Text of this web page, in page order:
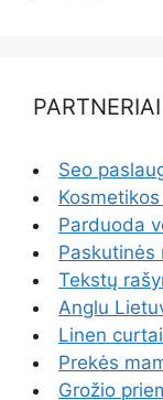
PARTNERIAI
Seo
Parduoda
Paskutinės
Tekstų
Anglu
Linen
Prekės
Grožio